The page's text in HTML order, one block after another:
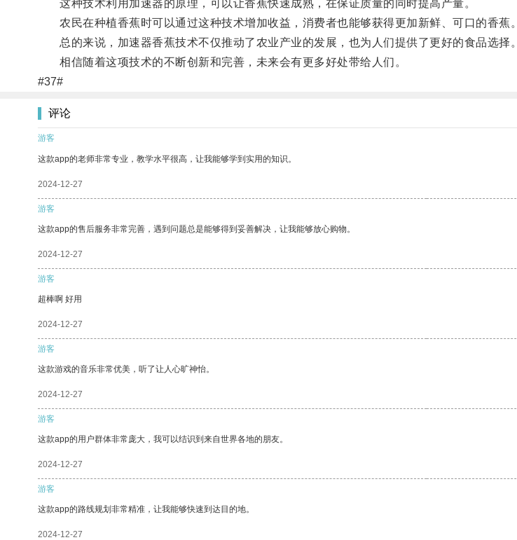
这种技术利用加速器的原理，可以让香蕉快速成熟，在保证质量的同时提高产量。
农民在种植香蕉时可以通过这种技术增加收益，消费者也能够获得更加新鲜、可口的香蕉。
总的来说，加速器香蕉技术不仅推动了农业产业的发展，也为人们提供了更好的食品选择。
相信随着这项技术的不断创新和完善，未来会有更多好处带给人们。
#37#
评论
游客
这款app的老师非常专业，教学水平很高，让我能够学到实用的知识。
2024-12-27
游客
这款app的售后服务非常完善，遇到问题总是能够得到妥善解决，让我能够放心购物。
2024-12-27
游客
超棒啊 好用
2024-12-27
游客
这款游戏的音乐非常优美，听了让人心旷神怡。
2024-12-27
游客
这款app的用户群体非常庞大，我可以结识到来自世界各地的朋友。
2024-12-27
游客
这款app的路线规划非常精准，让我能够快速到达目的地。
2024-12-27